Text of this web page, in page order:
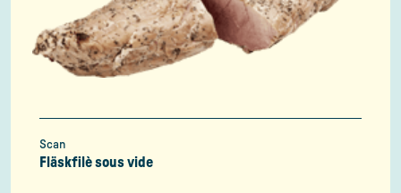
Scan
Fläskfilè sous vide